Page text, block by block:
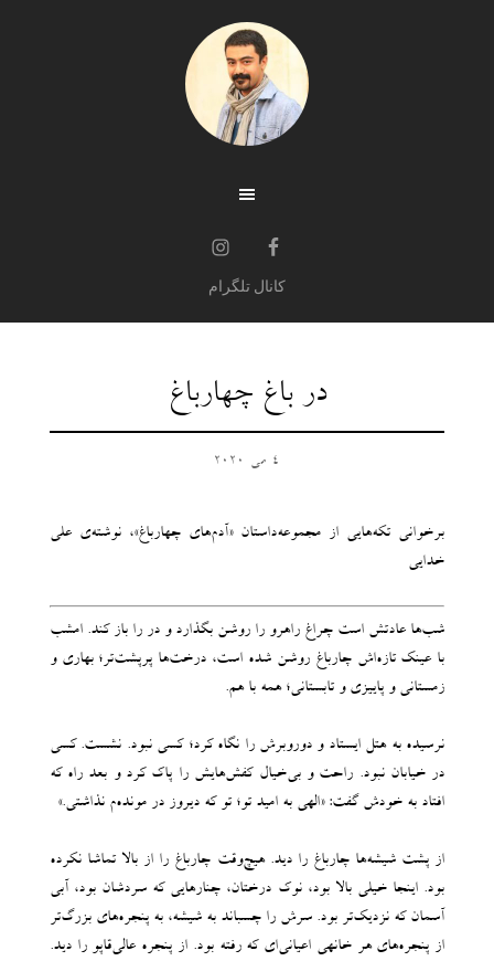
کانال تلگرام
در باغ چهارباغ
4 می 2020
بر‌خوانی تکه‌هایی از مجموعه‌داستان «آدم‌های چهارباغ»، نوشته‌ی علی
خدایی
شب‌ها عادتش است چراغ راهرو را روشن بگذارد و در را باز کند. امشب
با عینک تازه‌اش چارباغ روشن شده است، درخت‌ها پرپشت‌تر؛ بهاری و
زمستانی و پاییزی و تابستانی؛ همه با هم.
نرسیده به هتل ایستاد و دوروبرش را نگاه کرد؛ کسی نبود. نشست. کسی
در خیابان نبود. راحت و بی‌خیال کفش‌هایش را پاک کرد و بعد راه که
افتاد به خودش گفت: «الهی به امید تو؛ تو که دیروز در مونده‌م نذاشتی.»
از پشت شیشه‌ها چارباغ را دید. هیچ‌وقت چارباغ را از بالا تماشا نکرده
بود. اینجا خیلی بالا بود، نوک درختان، چنارهایی که سردشان بود، آبی
آسمان که نزدیک‌تر بود. سرش را چسباند به شیشه، به پنجره‌های بزرگ‌تر
از پنجره‌های هر خانه‎ی اعیانی‌ای که رفته بود. از پنجره عالی‌قاپو را دید.